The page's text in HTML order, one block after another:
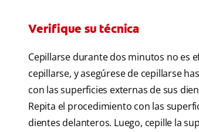
Verifique su técnica
Cepillarse durante dos minutos no es
cepillarse, y asegúrese de cepillarse
con las superficies externas de sus
Repita el procedimiento con las
dientes delanteros. Luego, cepille la